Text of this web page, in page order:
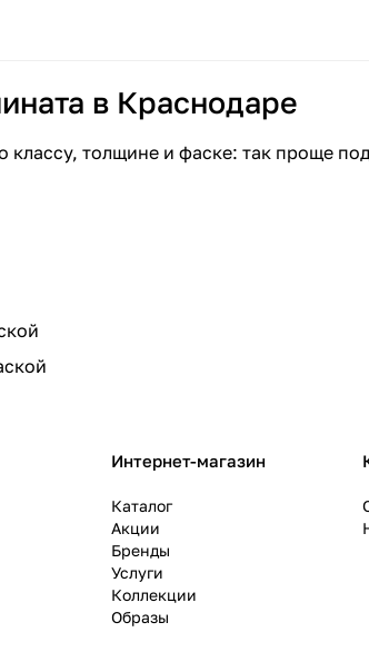
в Краснодаре
классу, толщине и фаске: так проще
Интернет-магазин
Каталог
Акции
Бренды
Услуги
Коллекции
Образы